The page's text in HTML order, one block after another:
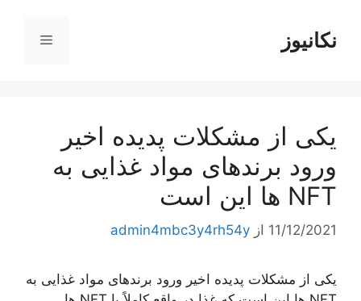
محتوانکانیوز فهرست
یکی از مشکلات پدیده اخیر
ورود برندهای مواد غذایی به
NFT ها این است
11/12/2021 از admin4mbc3y4rh54y
یکی از مشکلات پدیده اخیر ورود برندهای مواد غذایی به